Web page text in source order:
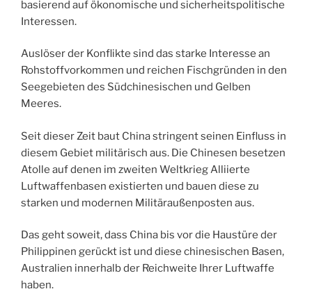
basierend auf ökonomische und sicherheitspolitische
Interessen.
Auslöser der Konflikte sind das starke Interesse an
Rohstoffvorkommen und reichen Fischgründen in den
Seegebieten des Südchinesischen und Gelben
Meeres.
Seit dieser Zeit baut China stringent seinen Einfluss in
diesem Gebiet militärisch aus. Die Chinesen besetzen
Atolle auf denen im zweiten Weltkrieg Alliierte
Luftwaffenbasen existierten und bauen diese zu
starken und modernen Militäraußenposten aus.
Das geht soweit, dass China bis vor die Haustüre der
Philippinen gerückt ist und diese chinesischen Basen,
Australien innerhalb der Reichweite Ihrer Luftwaffe
haben.